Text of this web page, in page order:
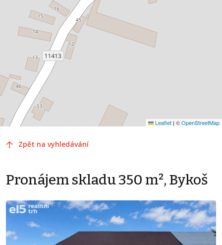
Leaflet | ©OpenStreetMap
Zpět na vyhledávání
Pronájem skladu 350 m², Bykoš